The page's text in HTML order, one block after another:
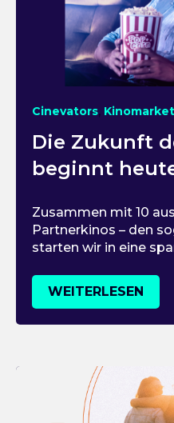
Cinevators,
Die Zukunft
beginnt
Zusammen mit 10
Partnerkinos – den
starten wir in eine
WEITERLESEN